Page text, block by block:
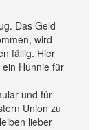
Das Geld
wird
fällig. Hier
Hunnie für
und für
Union zu
lieber